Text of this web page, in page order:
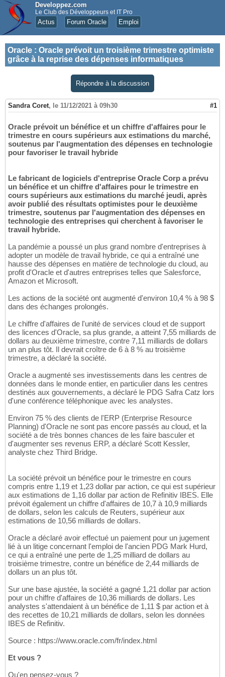
Developpez.com
Le Club des Développeurs et IT Pro
Actus Forum Oracle Emploi
Oracle : Oracle prévoit un troisième trimestre optimiste
grâce à la reprise des dépenses informatiques
Répondre à la discussion
Sandra Coret, le 11/12/2021 à 09h30 #1
Oracle prévoit un bénéfice et un chiffre d'affaires pour le
trimestre en cours supérieurs aux estimations du marché,
soutenus par l'augmentation des dépenses en technologie
pour favoriser le travail hybride
Le fabricant de logiciels d'entreprise Oracle Corp a prévu
un bénéfice et un chiffre d'affaires pour le trimestre en
cours supérieurs aux estimations du marché jeudi, après
avoir publié des résultats optimistes pour le deuxième
trimestre, soutenus par l'augmentation des dépenses en
technologie des entreprises qui cherchent à favoriser le
travail hybride.
La pandémie a poussé un plus grand nombre d'entreprises à
adopter un modèle de travail hybride, ce qui a entraîné une
hausse des dépenses en matière de technologie du cloud, au
profit d'Oracle et d'autres entreprises telles que Salesforce,
Amazon et Microsoft.
Les actions de la société ont augmenté d'environ 10,4 % à 98 $
dans des échanges prolongés.
Le chiffre d'affaires de l'unité de services cloud et de support
des licences d'Oracle, sa plus grande, a atteint 7,55 milliards de
dollars au deuxième trimestre, contre 7,11 milliards de dollars
un an plus tôt. Il devrait croître de 6 à 8 % au troisième
trimestre, a déclaré la société.
Oracle a augmenté ses investissements dans les centres de
données dans le monde entier, en particulier dans les centres
destinés aux gouvernements, a déclaré le PDG Safra Catz lors
d'une conférence téléphonique avec les analystes.
Environ 75 % des clients de l'ERP (Enterprise Resource
Planning) d'Oracle ne sont pas encore passés au cloud, et la
société a de très bonnes chances de les faire basculer et
d'augmenter ses revenus ERP, a déclaré Scott Kessler,
analyste chez Third Bridge.
La société prévoit un bénéfice pour le trimestre en cours
compris entre 1,19 et 1,23 dollar par action, ce qui est supérieur
aux estimations de 1,16 dollar par action de Refinitiv IBES. Elle
prévoit également un chiffre d'affaires de 10,7 à 10,9 milliards
de dollars, selon les calculs de Reuters, supérieur aux
estimations de 10,56 milliards de dollars.
Oracle a déclaré avoir effectué un paiement pour un jugement
lié à un litige concernant l'emploi de l'ancien PDG Mark Hurd,
ce qui a entraîné une perte de 1,25 milliard de dollars au
troisième trimestre, contre un bénéfice de 2,44 milliards de
dollars un an plus tôt.
Sur une base ajustée, la société a gagné 1,21 dollar par action
pour un chiffre d'affaires de 10,36 milliards de dollars. Les
analystes s'attendaient à un bénéfice de 1,11 $ par action et à
des recettes de 10,21 milliards de dollars, selon les données
IBES de Refinitiv.
Source : https://www.oracle.com/fr/index.html
Et vous ?
Qu'en pensez-vous ?